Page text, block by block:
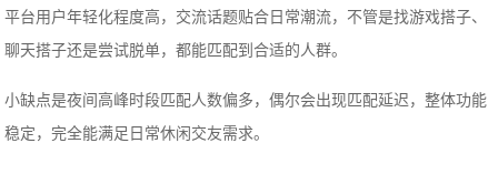
平台用户年轻化程度高，交流话题贴合日常潮流，不管是找游戏搭子、
聊天搭子还是尝试脱单，都能匹配到合适的人群。
小缺点是夜间高峰时段匹配人数偏多，偶尔会出现匹配延迟，整体功能
稳定，完全能满足日常休闲交友需求。